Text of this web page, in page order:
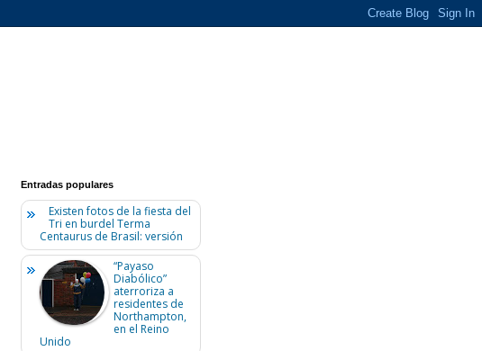
Entradas populares
Existen fotos de la fiesta del
Tri en burdel Terma
Centaurus de Brasil: versión
“Payaso
Diabólico”
aterroriza a
residentes de
Northampton,
en el Reino
Unido